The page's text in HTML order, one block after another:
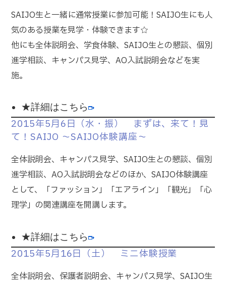
SAIJO生と一緒に通常授業に参加可能！SAIJO生にも人
気のある授業を見学・体験できます☆
他にも全体説明会、学食体験、SAIJO生との懇談、個別
進学相談、キャンパス見学、AO入試説明会などを実
施。
★詳細はこちら
2015年5月6日（水・振） まずは、来て！見
て！SAIJO ～SAIJO体験講座～
全体説明会、キャンパス見学、SAIJO生との懇談、個別
進学相談、AO入試説明会などのほか、SAIJO体験講座
として、「ファッション」「エアライン」「観光」「心
理学」の関連講座を開講します。
★詳細はこちら
2015年5月16日（土） ミニ体験授業
全体説明会、保護者説明会、キャンパス見学、SAIJO生